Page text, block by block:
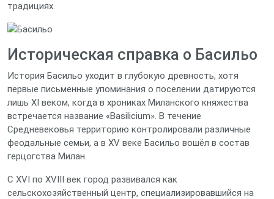
традициях.
Историческая справка о Басильо
История Басильо уходит в глубокую древность, хотя
первые письменные упоминания о поселении датируются
лишь XI веком, когда в хрониках Миланского княжества
встречается название «Basilicium». В течение
Средневековья территорию контролировали различные
феодальные семьи, а в XV веке Басильо вошёл в состав
герцогства Милан.
С XVI по XVIII век город развивался как
сельскохозяйственный центр, специализировавшийся на